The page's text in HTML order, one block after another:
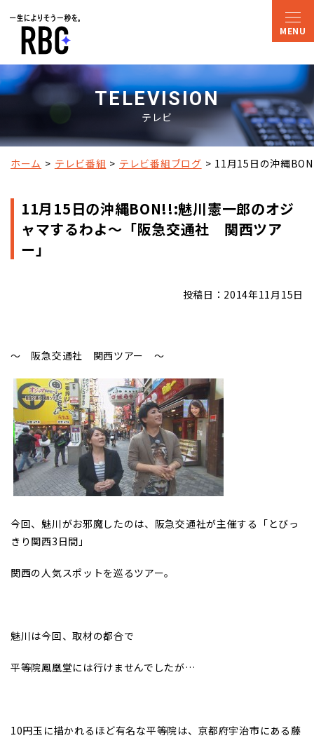
TELEVISION
テレビ
ホーム テレビ番組 テレビ番組ブログ 11月15日の沖縄
11月15日の沖縄BON!!:魅川憲一郎のオジ
ャマするわよ～「阪急交通社 関西ツア
ー」
投稿日：2014年11月15日
～ 阪急交通社 関西ツアー ～
今回、魅川がお邪魔したのは、阪急交通社が主催する「とびっ
きり関西3日間」
関西の人気スポットを巡るツアー。
魅川は今回、取材の都合で
平等院鳳凰堂には行けませんでしたが…
10円玉に描かれるほど有名な平等院は、京都府宇治市にある藤